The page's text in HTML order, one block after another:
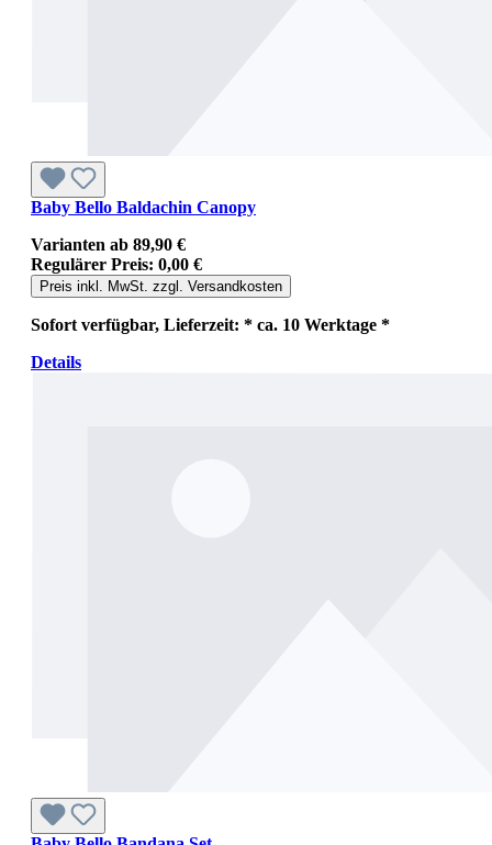
Baby Bello Baldachin Canopy
Varianten ab 89,90 €
Regulärer Preis: 0,00 €
Preis inkl. MwSt. zzgl. Versandkosten
Sofort verfügbar, Lieferzeit: * ca. 10 Werktage *
Details